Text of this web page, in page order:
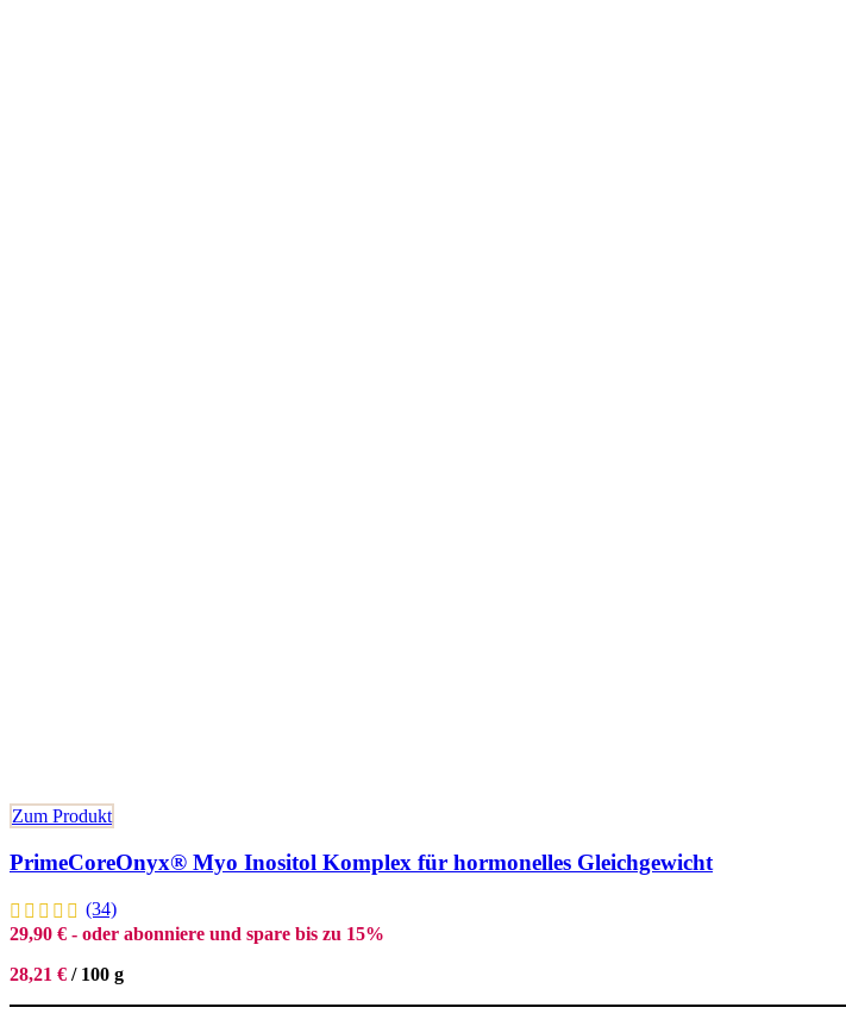
Zum Produkt
PrimeCoreOnyx® Myo Inositol Komplex für hormonelles Gleichgewicht
(34)
29,90 € - oder abonniere und spare bis zu 15%
28,21 € / 100 g